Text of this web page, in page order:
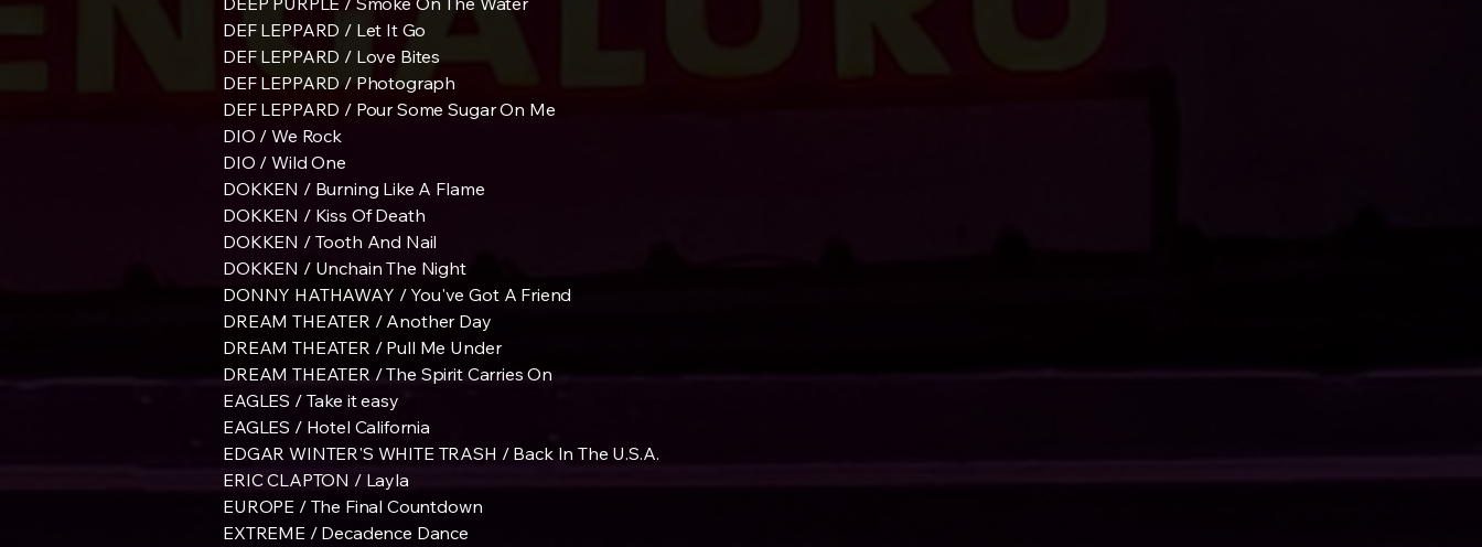
DEF LEPPARD / Let It Go
DEF LEPPARD / Love Bites
DEF LEPPARD / Photograph
DEF LEPPARD / Pour Some Sugar On Me
DIO / We Rock
DIO / Wild One
DOKKEN / Burning Like A Flame
DOKKEN / Kiss Of Death
DOKKEN / Tooth And Nail
DOKKEN / Unchain The Night
DONNY HATHAWAY / You've Got A Friend
DREAM THEATER / Another Day
DREAM THEATER / Pull Me Under
DREAM THEATER / The Spirit Carries On
EAGLES / Take it easy
EAGLES / Hotel California
EDGAR WINTER'S WHITE TRASH / Back In The U.S.A.
ERIC CLAPTON / Layla
EUROPE / The Final Countdown
EXTREME / Decadence Dance